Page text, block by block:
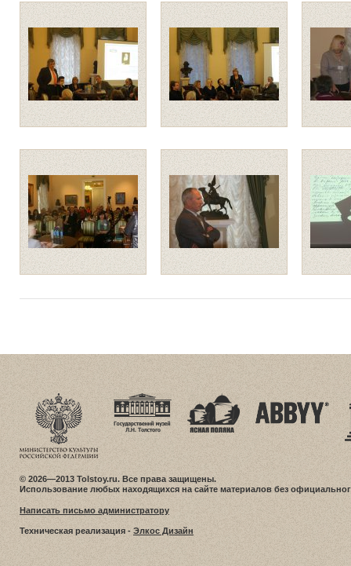
© 2026—2013 Tolstoy.ru. Все права защищены.
Использование любых находящихся на сайте материалов без
Написать письмо администратору
Техническая реализация - Элкос Дизайн